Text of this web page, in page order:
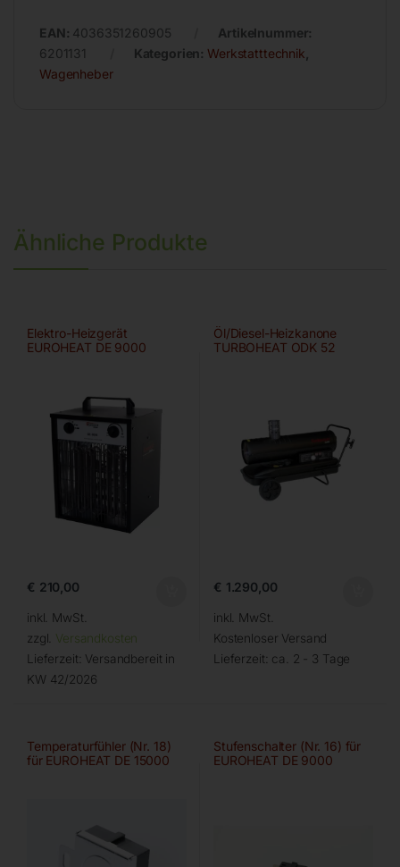
EAN: 4036351260905
Artikelnummer:
6201131
Kategorien: Werkstatttechnik
Wagenheber
Ähnliche Produkte
Elektro-Heizgerät
EUROHEAT DE 9000
€ 210,00
inkl. MwSt.
zzgl. Versandkosten
Lieferzeit: Versandbereit in
KW 42/2026
Öl/Diesel-Heizkanone
TURBOHEAT ODK 52
€ 1.290,00
inkl. MwSt.
Kostenloser Versand
Lieferzeit: ca. 2 - 3 Tage
Temperaturfühler (Nr. 18)
für EUROHEAT DE 15000
Stufenschalter (Nr. 16) für
EUROHEAT DE 9000